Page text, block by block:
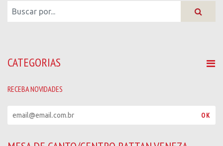
CATEGORIAS
RECEBA NOVIDADES
OK